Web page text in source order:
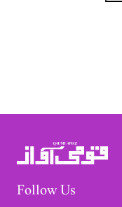
Follow Us